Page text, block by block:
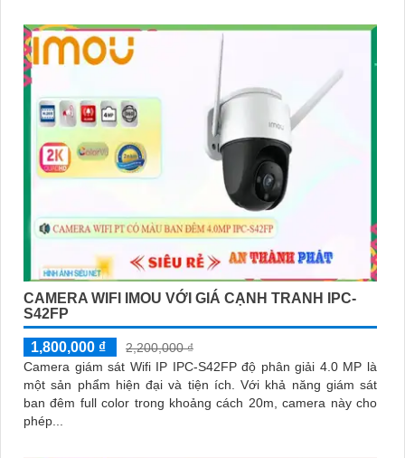
CAMERA WIFI IMOU VỚI GIÁ CẠNH TRANH IPC-
S42FP
1,800,000 ₫
2,200,000 ₫
Camera giám sát Wifi IP IPC-S42FP độ phân giải 4.0 MP là
một sản phẩm hiện đại và tiện ích. Với khả năng giám sát
ban đêm full color trong khoảng cách 20m, camera này cho
phép...